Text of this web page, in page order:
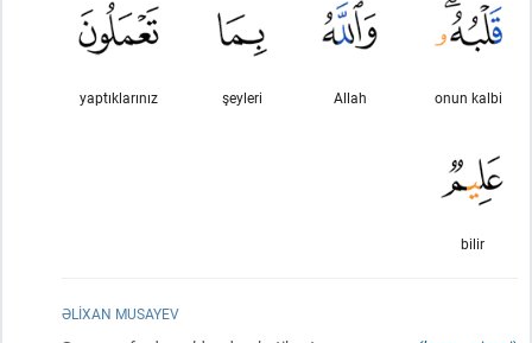
onun kalbi
Allah
şeyleri
yaptıklarınız
bilir
ƏLIXAN MUSAYEV